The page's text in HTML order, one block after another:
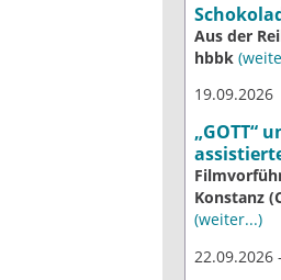
Aus der
hbbk
19.09.2026
„GOTT“
Konstanz
(weiter...)
22.09.2026